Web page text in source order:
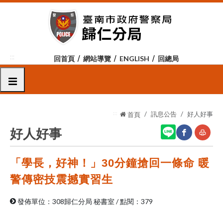
跳
容
塊
::: 回首頁 網站導覽 ENGLISH 回總局
選單
::: 首頁 訊息公告 好人好事
好人好事
網
友
「學長，好神！」30分鐘搶回一條命 暖
警傳密技震撼實習生
發佈單位：308歸仁分局 秘書室 /點閱：379